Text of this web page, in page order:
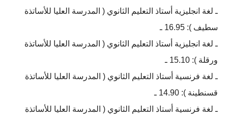
ـ لغة انجليزية أستاذ التعليم الثانوي ( المدرسة العليا للأساتذة
سطيف ): 16.95 ـ
ـ لغة انجليزية أستاذ التعليم الثانوي ( المدرسة العليا للأساتذة
ورقلة ): 15.10 ـ
ـ لغة فرنسية أستاذ التعليم الثانوي ( المدرسة العليا للأساتذة
قسنطينة ): 14.90 ـ
ـ لغة فرنسية أستاذ التعليم الثانوي ( المدرسة العليا للأساتذة